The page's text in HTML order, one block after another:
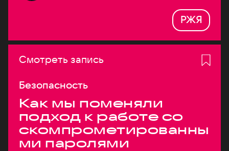
РЖЯ
Смотреть запись
Безопасность
Как мы поменяли
подход к работе со
скомпрометированны
ми паролями